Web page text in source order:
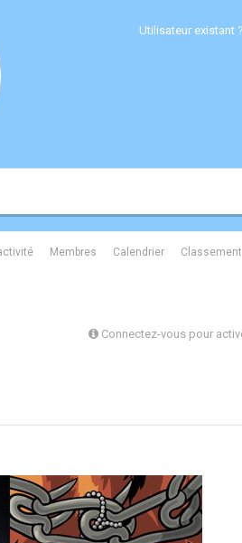
Utilisateur existant
Membres Calendrier Classement
Connectez-vous pour